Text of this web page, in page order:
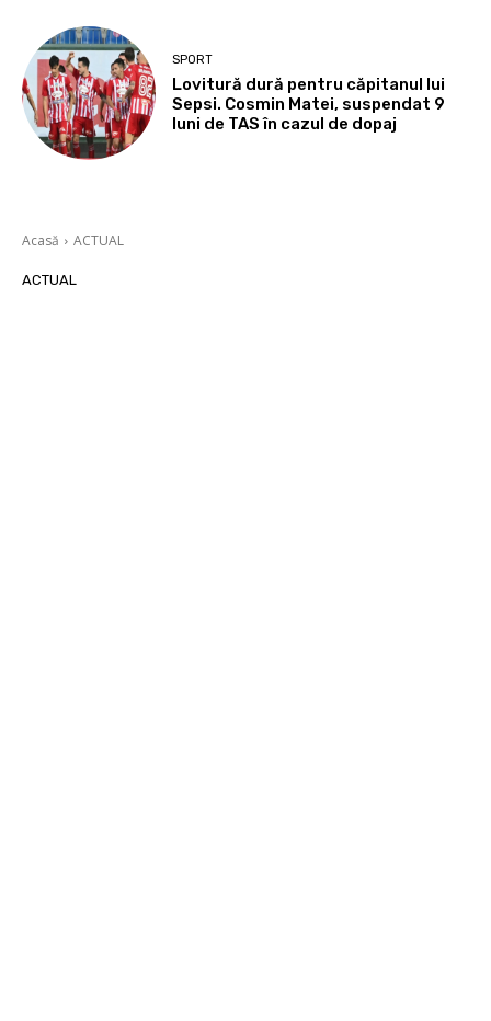
SPORT
Lovitură dură pentru căpitanul lui
Sepsi. Cosmin Matei, suspendat 9
luni de TAS în cazul de dopaj